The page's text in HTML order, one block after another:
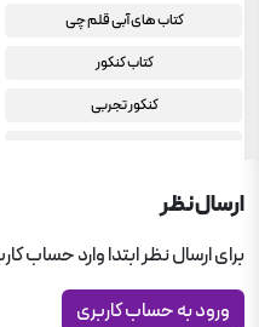
کتاب های آبی قلم چی
کتاب کنکور
کنکور تجربی
ارسال نظر
برای ارسال نظر ابتدا وارد حساب
ورود به حساب کاربری